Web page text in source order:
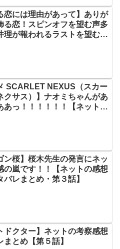
恋には理由があって】ありが
る恋！スピンオフを望む声多
理が報われるラストを望む声
SCARLET NEXUS（スカー
クサス）】ナオミちゃんがあ
あっ！！！！！！【ネットの
ン桜】桜木先生の発言にネッ
の嵐です！！【ネットの感想
バレまとめ・第３話】
ドクター】ネットの考察感想
まとめ【第５話】